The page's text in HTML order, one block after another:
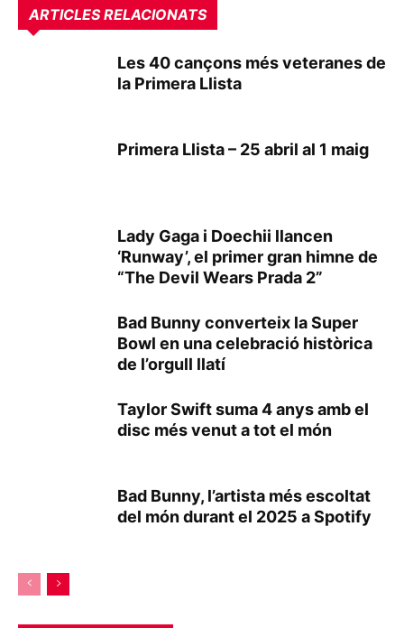
ARTICLES RELACIONATS
Les 40 cançons més veteranes de
la Primera Llista
Primera Llista – 25 abril al 1 maig
Lady Gaga i Doechii llancen
‘Runway’, el primer gran himne de
“The Devil Wears Prada 2”
Bad Bunny converteix la Super
Bowl en una celebració històrica
de l’orgull llatí
Taylor Swift suma 4 anys amb el
disc més venut a tot el món
Bad Bunny, l’artista més escoltat
del món durant el 2025 a Spotify